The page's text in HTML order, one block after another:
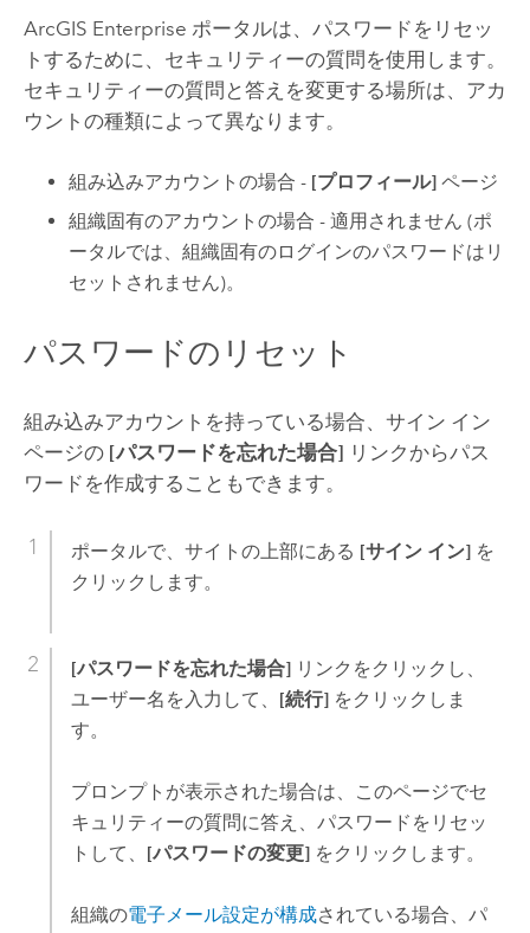
ArcGIS Enterprise ポータルは、パスワードをリセッ
トするために、セキュリティーの質問を使用します。
セキュリティーの質問と答えを変更する場所は、アカ
ウントの種類によって異なります。
組み込みアカウントの場合 - [プロフィール] ページ
組織固有のアカウントの場合 - 適用されません (ポ
ータルでは、組織固有のログインのパスワードはリ
セットされません)。
パスワードのリセット
組み込みアカウントを持っている場合、サイン イン
ページの [パスワードを忘れた場合] リンクからパス
ワードを作成することもできます。
ポータルで、サイトの上部にある [サイン イン]を
クリックします。
[パスワードを忘れた場合]リンクをクリックし、
ユーザー名を入力して、 [続行]をクリックしま
す。
プロンプトが表示された場合は、このページでセ
キュリティーの質問に答え、パスワードをリセッ
トして、 [パスワードの変更]をクリックします。
組織の電子メール設定が構成されている場合、パ